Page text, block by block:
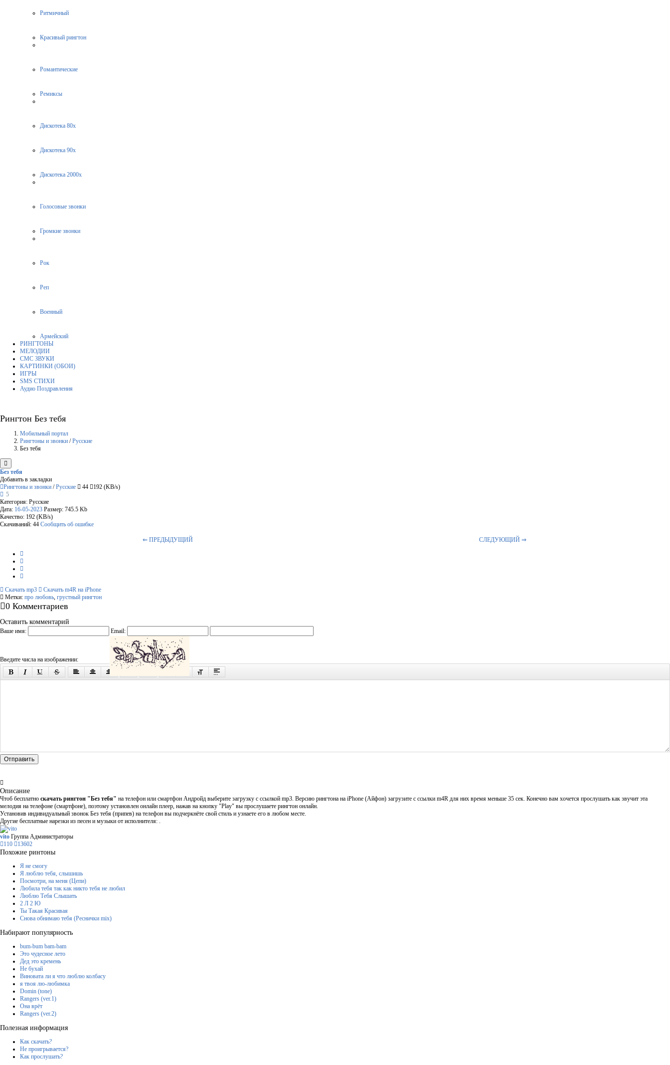
Ритмичный
Красивый рингтон
Романтические
Ремиксы
Дискотека 80х
Дискотека 90х
Дискотека 2000х
Голосовые звонки
Громкие звонки
Рок
Реп
Военный
Армейский
РИНГТОНЫ
МЕЛОДИИ
СМС ЗВУКИ
КАРТИНКИ (ОБОИ)
ИГРЫ
SMS СТИХИ
Аудио Поздравления
Рингтон Без тебя
Мобильный портал
Рингтоны и звонки /Русские
Без тебя
Без тебя
Добавить в закладки
Рингтоны и звонки /Русские 44
192 (KB/s)
5
Категория: Русские
Дата: 16-05-2023 Размер: 745.5 Kb
Качество: 192 (KB/s)
Скачиваний: 44 Сообщить об ошибке
⇐ ПРЕДЫДУЩИЙ СЛЕДУЮЩИЙ ⇒
Скачать mp3
Скачать m4R на iPhone
Метки: про любовь, грустный рингтон
0 Комментариев
Оставить комментарий
Ваше имя: Email:
Введите числа на изображении:
Отправить
Описание
Чтоб бесплатно скачать рингтон "Без тебя" на телефон или смартфон Андройд выберите загрузку с ссылкой mp3. Версию рингтона на iPhone (Айфон) загрузите с ссылки m4R для них время меньше 35 сек. Конечно вам хочется прослушать как звучит эта
мелодия на телефоне (смартфоне), поэтому установлен онлайн плеер, нажав на кнопку "Play" вы прослушаете рингтон онлайн.
Установив индивидуальный звонок Без тебя (припев) на телефон вы подчеркнёте свой стиль и узнаете его в любом месте.
Другие бесплатные нарезки из песен и музыки от исполнителя: .
vito Группа Администраторы
110
13602
Похожие ринтоны
Я не смогу
Я люблю тебя, слышишь
Посмотри, на меня (Цепи)
Любила тебя так как никто тебя не любил
Люблю Тебя Слышать
2 Л 2 Ю
Ты Такая Красивая
Снова обнимаю тебя (Реснички mix)
Набирают популярность
bum-bum bam-bam
Это чудесное лето
Дед это кремень
Не бухай
Виновата ли я что люблю колбасу
я твоя лю-любимка
Domin (tone)
Rangers (ver.1)
Она врёт
Rangers (ver.2)
Полезная информация
Как скачать?
Не проигрывается?
Как прослушать?